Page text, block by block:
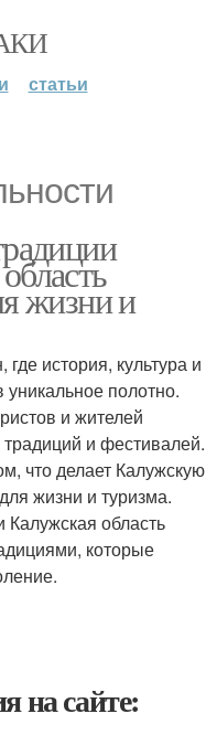
статьи
жизни и
история, культура и
полотно.
и жителей
и фестивалей.
что делает Калужскую
жизни и туризма.
область
которые
на сайте: